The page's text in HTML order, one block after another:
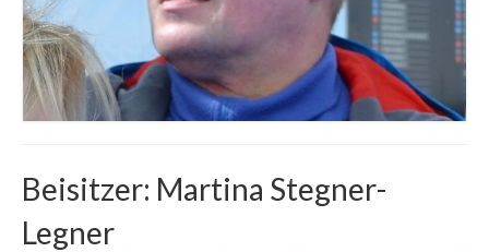
Beisitzer: Martina Stegner-
Legner